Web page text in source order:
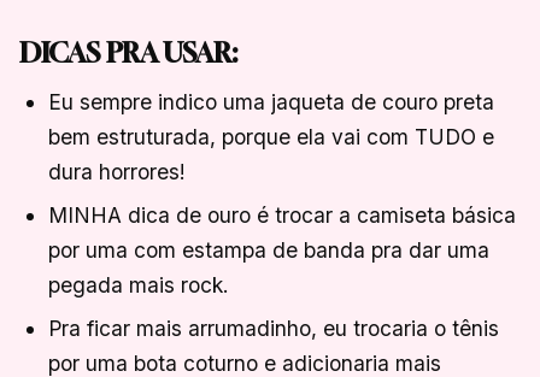
DICAS PRA USAR:
Eu sempre indico uma jaqueta de couro preta
bem estruturada, porque ela vai com TUDO e
dura horrores!
MINHA dica de ouro é trocar a camiseta básica
por uma com estampa de banda pra dar uma
pegada mais rock.
Pra ficar mais arrumadinho, eu trocaria o tênis
por uma bota coturno e adicionaria mais